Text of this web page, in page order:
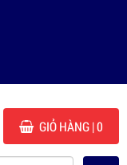
GIỎ HÀNG| 0